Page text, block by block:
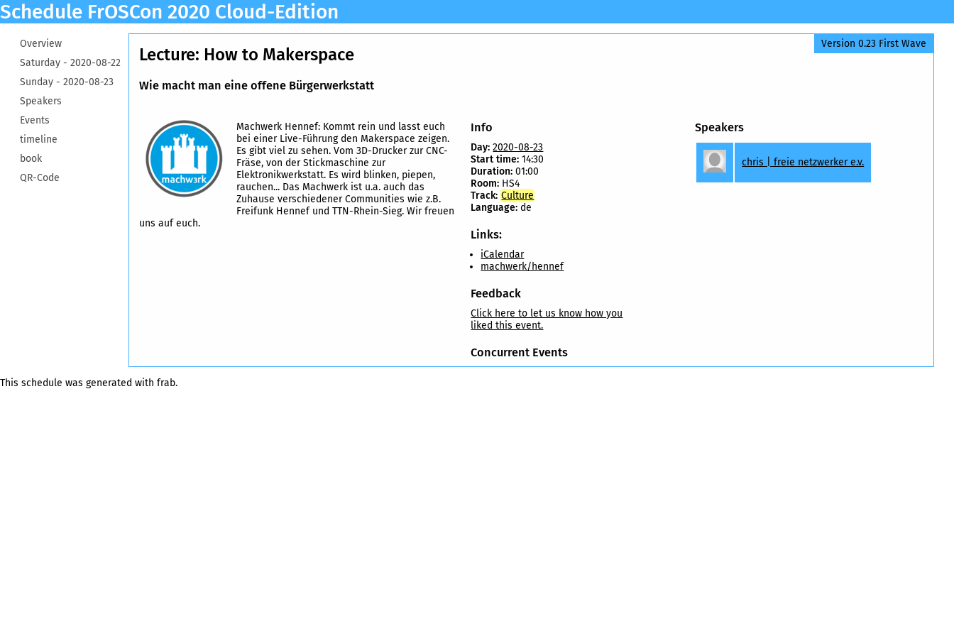
Schedule FrOSCon 2020 Cloud-Edition
Overview
Saturday - 2020-08-22
Sunday - 2020-08-23
Speakers
Events
timeline
book
QR-Code
Version 0.23 First Wave
Lecture: How to Makerspace
Wie macht man eine offene Bürgerwerkstatt
Machwerk Hennef: Kommt rein und lasst euch
bei einer Live-Führung den Makerspace zeigen.
Es gibt viel zu sehen. Vom 3D-Drucker zur CNC-
Fräse, von der Stickmaschine zur
Elektronikwerkstatt. Es wird blinken, piepen,
rauchen... Das Machwerk ist u.a. auch das
Zuhause verschiedener Communities wie z.B.
Freifunk Hennef und TTN-Rhein-Sieg. Wir freuen
uns auf euch.
Info
Day: 2020-08-23
Start time: 14:30
Duration: 01:00
Room: HS4
Track: Culture
Language: de
Links:
iCalendar
machwerk/hennef
Feedback
Click here to let us know how you
liked this event.
Concurrent Events
Speakers
chris | freie netzwerker e.v.
This schedule was generated with frab.